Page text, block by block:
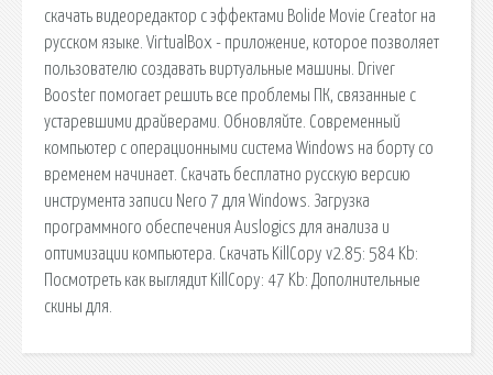
скачать видеоредактор с эффектами Bolide Movie Creator на
русском языке. VirtualBox - приложение, которое позволяет
пользователю создавать виртуальные машины. Driver
Booster помогает решить все проблемы ПК, связанные с
устаревшими драйверами. Обновляйте. Современный
компьютер с операционными система Windows на борту со
временем начинает. Скачать бесплатно русскую версию
инструмента записи Nero 7 для Windows. Загрузка
программного обеспечения Auslogics для анализа и
оптимизации компьютера. Скачать KillCopy v2.85: 584 Kb:
Посмотреть как выглядит KillCopy: 47 Kb: Дополнительные
скины для.